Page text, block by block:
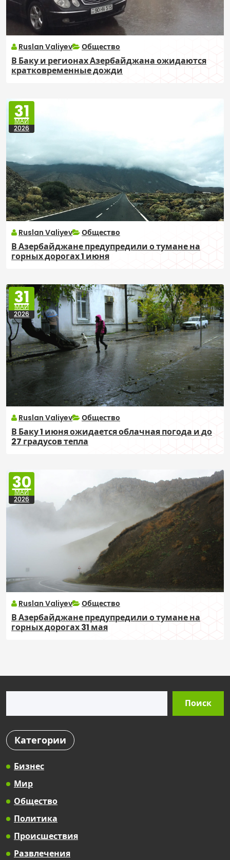
Ruslan Valiyev Общество
В Баку и регионах Азербайджана ожидаются
кратковременные дожди
31
МАЙ
2026
Ruslan Valiyev Общество
В Азербайджане предупредили о тумане на
горных дорогах 1 июня
31
МАЙ
2026
Ruslan Valiyev Общество
В Баку 1 июня ожидается облачная погода и до
27 градусов тепла
30
МАЙ
2026
Ruslan Valiyev Общество
В Азербайджане предупредили о тумане на
горных дорогах 31 мая
Поиск
Категории
Бизнес
Мир
Общество
Политика
Происшествия
Развлечения